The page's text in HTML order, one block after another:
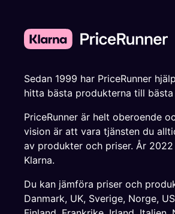
Sedan 1999 har PriceRunner
hitta bästa produkterna till bästa
PriceRunner är helt oberoende
vision är att vara tjänsten du
av produkter och priser. År
Klarna.
Du kan jämföra priser och
Danmark, UK, Sverige, Norge,